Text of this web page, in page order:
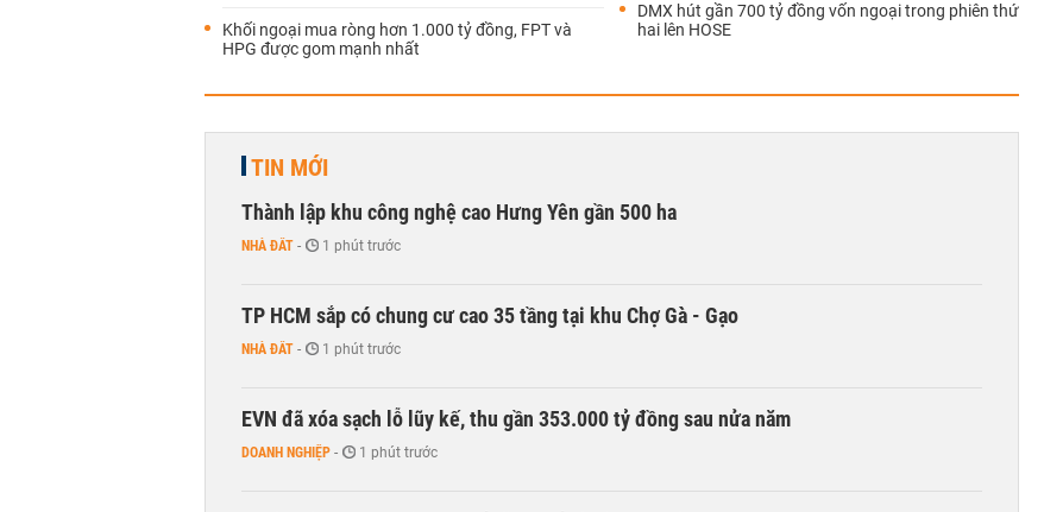
Khối ngoại mua ròng hơn 1.000 tỷ đồng, FPT và
HPG được gom mạnh nhất
DMX hút gần 700 tỷ đồng vốn ngoại trong phiên thứ
hai lên HOSE
TIN MỚI
Thành lập khu công nghệ cao Hưng Yên gần 500 ha
NHÀ ĐẤT - 1 phút trước
TP HCM sắp có chung cư cao 35 tầng tại khu Chợ Gà - Gạo
NHÀ ĐẤT - 1 phút trước
EVN đã xóa sạch lỗ lũy kế, thu gần 353.000 tỷ đồng sau nửa năm
DOANH NGHIỆP - 1 phút trước